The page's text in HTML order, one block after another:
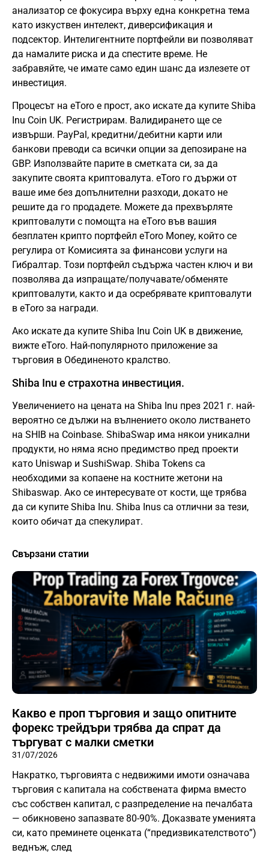
анализатор се фокусира върху една конкретна тема
като изкуствен интелект, диверсификация и
подсектор. Интелигентните портфейли ви позволяват
да намалите риска и да спестите време. Не
забравяйте, че имате само един шанс да излезете от
инвестиция.
Процесът на eToro е прост, ако искате да купите Shiba
Inu Coin UK. Регистрирам. Валидирането ще се
извърши. PayPal, кредитни/дебитни карти или
банкови преводи са всички опции за депозиране на
GBP. Използвайте парите в сметката си, за да
закупите своята криптовалута. eToro го държи от
ваше име без допълнителни разходи, докато не
решите да го продадете. Можете да прехвърляте
криптовалути с помощта на eToro във вашия
безплатен крипто портфейл eToro Money, който се
регулира от Комисията за финансови услуги на
Гибралтар. Този портфейл съдържа частен ключ и ви
позволява да изпращате/получавате/обменяте
криптовалути, както и да осребрявате криптовалути
в eToro за награди.
Ако искате да купите Shiba Inu Coin UK в движение,
вижте eToro. Най-популярното приложение за
търговия в Обединеното кралство.
Shiba Inu е страхотна инвестиция.
Увеличението на цената на Shiba Inu през 2021 г. най-
вероятно се дължи на вълнението около листването
на SHIB на Coinbase. ShibaSwap има някои уникални
продукти, но няма ясно предимство пред проекти
като Uniswap и SushiSwap. Shiba Tokens са
необходими за копаене на костните жетони на
Shibaswap. Ако се интересувате от кости, ще трябва
да си купите Shiba Inu. Shiba Inus са отлични за тези,
които обичат да спекулират.
Свързани статии
Какво е проп търговия и защо опитните
форекс трейдъри трябва да спрат да
търгуват с малки сметки
31/07/2026
Накратко, търговията с недвижими имоти означава
търговия с капитала на собствената фирма вместо
със собствен капитал, с разпределение на печалбата
— обикновено запазвате 80-90%. Доказвате уменията
си, като преминете оценката (“предизвикателството”)
веднъж, след